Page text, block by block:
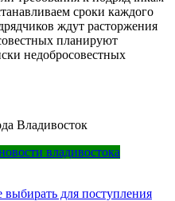
сроки каждого
ждут расторжения
планируют
недобросовестных
Владивосток
владивостока
для поступления